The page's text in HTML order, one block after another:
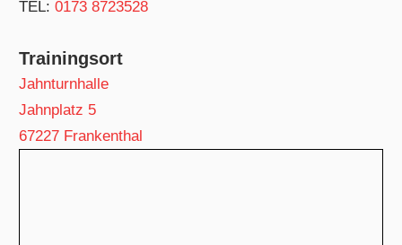
TEL:‭0173 8723528
Trainingsort
Jahnturnhalle
Jahnplatz 5
67227 Frankenthal